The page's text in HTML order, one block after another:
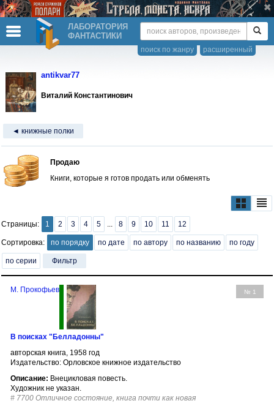
ЛАБОРАТОРИЯ
ФАНТАСТИКИ
расширенный
поиск по жанру
antikvar77
Виталий Константинович
◄ книжные полки
Продаю
Книги, которые я готов продать или обменять
Страницы: 1 2 3 4 5 ... 8 9 10 11 12
Сортировка: по порядку по дате по автору по названию по году
по серии Фильтр
№ 1
М. Прокофьев
В поисках "Белладонны"
авторская книга, 1958 год
Издательство: Орловское книжное издательство
Описание: Внецикловая повесть.
Художник не указан.
# 7700 Отличное состояние, книга почти как новая